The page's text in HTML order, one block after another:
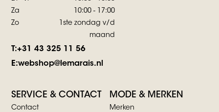
Za
10:00 - 17:00
Zo
1ste zondag v/d
maand
T:+31 43 325 11 56
E:webshop@lemarais.nl
SERVICE & CONTACT
Contact
MODE & MERKEN
Merken